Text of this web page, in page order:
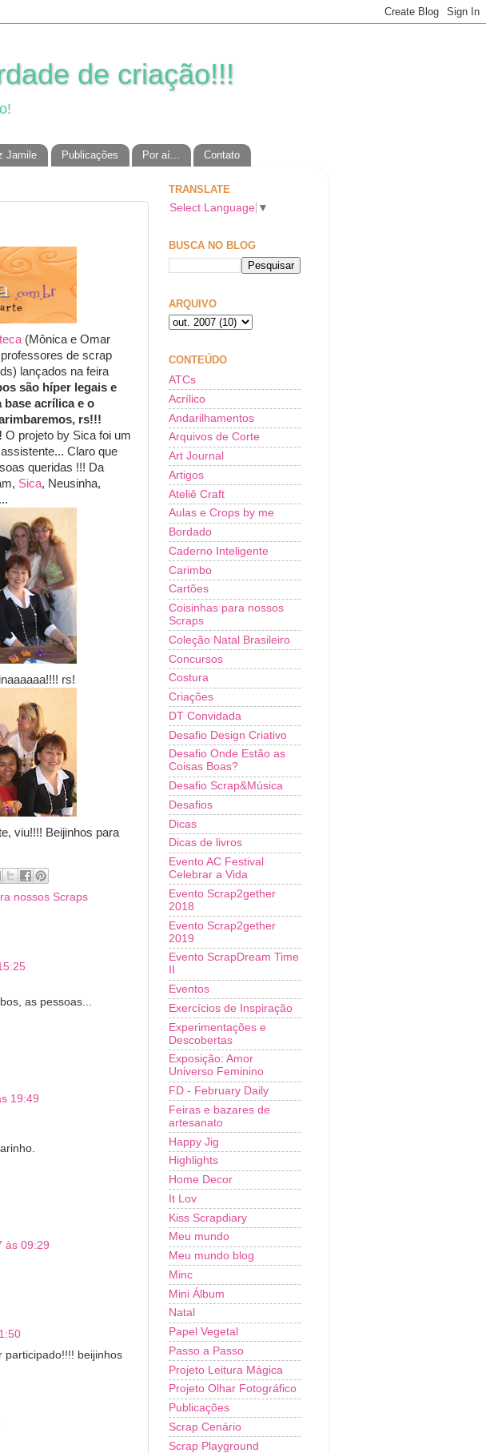
de criação!!!
Jamile Publicações Por aí... Contato
(Mônica e Omar
de scrap
lançados na feira
são híper legais e
base acrílica e o
rs!!!
O projeto by Sica foi um
Claro que
queridas !!! Da
Sica, Neusinha,
rs!
viu!!!! Beijinhos para
nossos Scraps
as pessoas...
19:49
às 09:29
participado!!!! beijinhos
TRANSLATE
Select Language ▼
BUSCA NO BLOG
ARQUIVO
CONTEÚDO
ATCs
Acrílico
Andarilhamentos
Arquivos de Corte
Art Journal
Artigos
Ateliê Craft
Aulas e Crops by me
Bordado
Caderno Inteligente
Carimbo
Cartões
Coisinhas para nossos
Scraps
Coleção Natal Brasileiro
Concursos
Costura
Criações
DT Convidada
Desafio Design Criativo
Desafio Onde Estão as
Coisas Boas?
Desafio Scrap&Música
Desafios
Dicas
Dicas de livros
Evento AC Festival
Celebrar a Vida
Evento Scrap2gether
2018
Evento Scrap2gether
2019
Evento ScrapDream Time
Eventos
Exercícios de Inspiração
Experimentações e
Descobertas
Exposição: Amor
Universo Feminino
FD - February Daily
Feiras e bazares de
artesanato
Happy Jig
Highlights
Home Decor
It Lov
Kiss Scrapdiary
Meu mundo
Meu mundo blog
Minc
Mini Álbum
Natal
Papel Vegetal
Passo a Passo
Projeto Leitura Mágica
Projeto Olhar Fotográfico
Publicações
Scrap Cenário
Scrap Playground